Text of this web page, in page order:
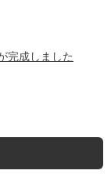
完成しました